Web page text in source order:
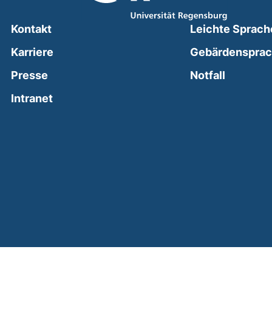
Kontakt
Karriere
Presse
Intranet(external link, opens in a new window)
Leichte
Notfall